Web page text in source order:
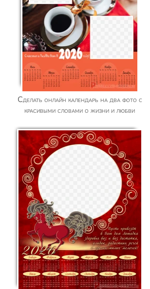
Сделать онлайн календарь на два фото с
красивыми словами о жизни и любви